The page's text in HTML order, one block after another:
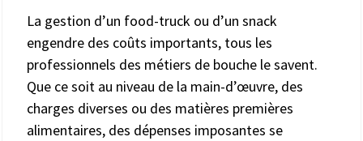
La gestion d’un food-truck ou d’un snack
engendre des coûts importants, tous les
professionnels des métiers de bouche le savent.
Que ce soit au niveau de la main-d’œuvre, des
charges diverses ou des matières premières
alimentaires, des dépenses imposantes se